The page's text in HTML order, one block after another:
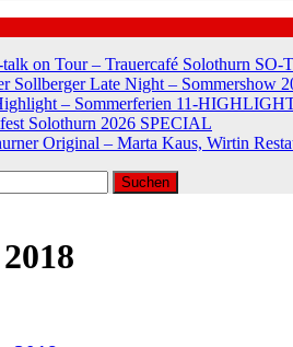
talk on Tour – Trauercafé Solothurn SO-
Sollberger Late Night – Sommershow
– Sommerferien 11-
Solothurn 2026 SPECIAL
Original – Marta Kaus, Wirtin